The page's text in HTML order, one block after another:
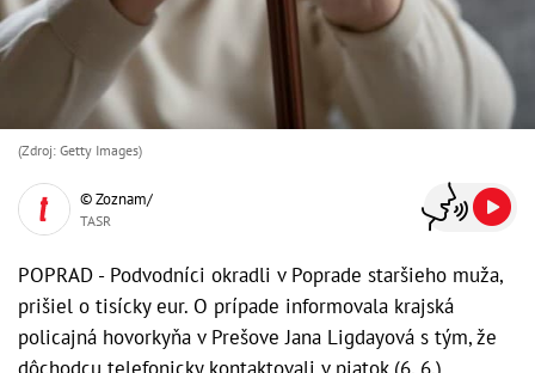
(Zdroj: Getty Images)
© Zoznam/
TASR
POPRAD - Podvodníci okradli v Poprade staršieho muža,
prišiel o tisícky eur. O prípade informovala krajská
policajná hovorkyňa v Prešove Jana Ligdayová s tým, že